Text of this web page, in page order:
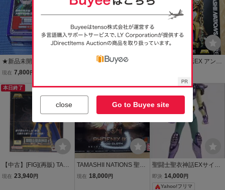
★新品未開封★TAMASHII
NATIONS 聖闘士聖衣神話
セイントクロスマイス★
現在 7,800 円
TAMASHII NATIONS 聖闘
聖闘士聖衣神話EX アンド
GOLDEN LIMITED EDITI
ON~ TAMASHII NATIONS
TOKYO
本日終了
【中古】[FIG](再販) TAMA
SHII NATIONS STORE限
現在 23,940 円
TAMASHII NATIONS 聖闘
士聖衣神話 フェニックス
現在 18,000 円
送料無料
聖闘士聖衣神話EXサイズ
ヒドラ市 海蛇座 海外製
聖闘士星矢 青銅聖衣 青銅
即決 14,000 円
Yahoo!フリマ
close Go to Buyee site